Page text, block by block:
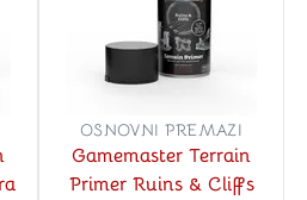
OSNOVNI PREMAZI
Gamemaster Terrain
Primer Ruins & Cliffs